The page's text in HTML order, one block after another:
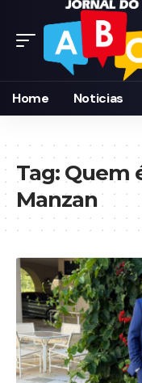
Home Noticias
Tag: Quem
Manzan